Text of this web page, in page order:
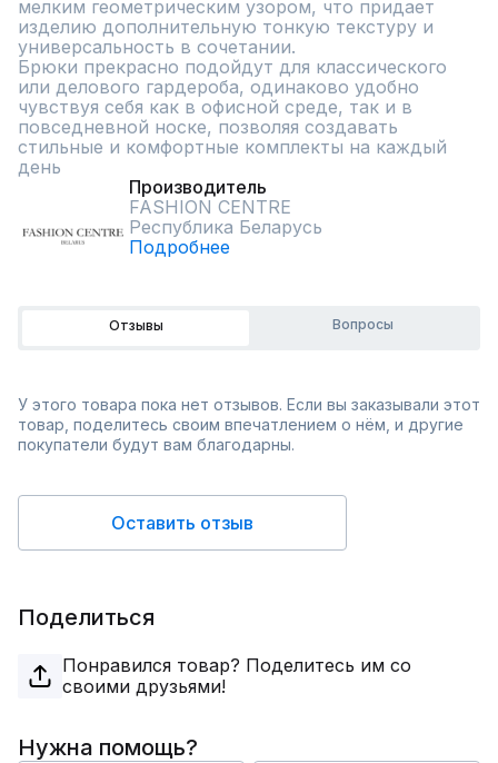
мелким геометрическим узором, что придает
изделию дополнительную тонкую текстуру и
универсальность в сочетании.
Брюки прекрасно подойдут для классического
или делового гардероба, одинаково удобно
чувствуя себя как в офисной среде, так и в
повседневной носке, позволяя создавать
стильные и комфортные комплекты на каждый
день
Производитель
FASHION CENTRE
Республика Беларусь
Подробнее
Отзывы Вопросы
У этого товара пока нет отзывов. Если вы заказывали этот
товар, поделитесь своим впечатлением о нём, и другие
покупатели будут вам благодарны.
Оставить отзыв
Поделиться
Понравился товар? Поделитесь им со
своими друзьями!
Нужна помощь?